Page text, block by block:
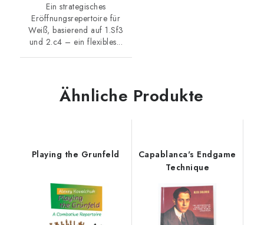
Ein strategisches
Eröffnungsrepertoire für
Weiß, basierend auf 1.Sf3
und 2.c4 – ein flexibles...
Ähnliche Produkte
Playing the Grunfeld
Capablanca's Endgame
Technique